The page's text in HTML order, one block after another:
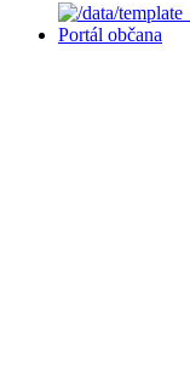
Portál občana